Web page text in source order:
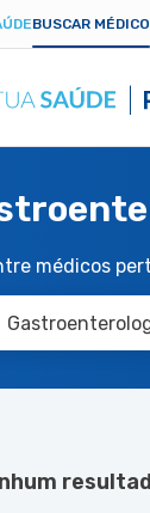
BUSCAR MÉDICO
médicos